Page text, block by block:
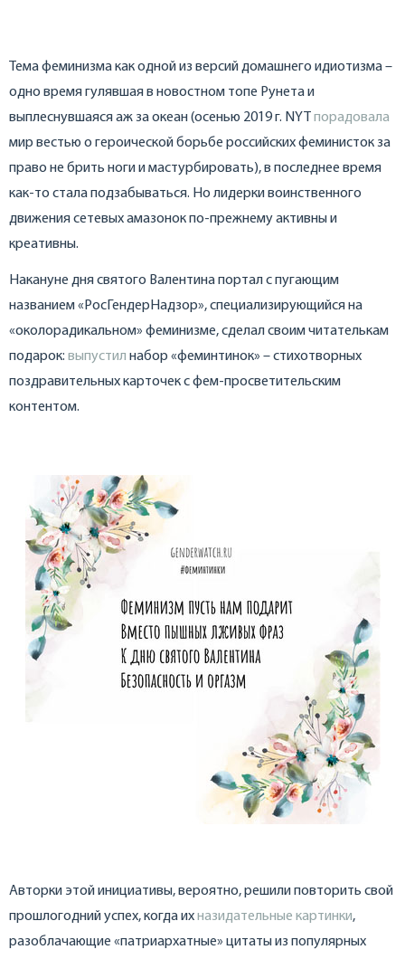
Тема феминизма как одной из версий домашнего идиотизма –
одно время гулявшая в новостном топе Рунета и
выплеснувшаяся аж за океан (осенью 2019 г. NYT порадовала
мир вестью о героической борьбе российских феминисток за
право не брить ноги и мастурбировать), в последнее время
как-то стала подзабываться. Но лидерки воинственного
движения сетевых амазонок по-прежнему активны и
креативны.
Накануне дня святого Валентина портал с пугающим
названием «РосГендерНадзор», специализирующийся на
«околорадикальном» феминизме, сделал своим читателькам
подарок: выпустил набор «феминтинок» – стихотворных
поздравительных карточек с фем-просветительским
контентом.
Авторки этой инициативы, вероятно, решили повторить свой
прошлогодний успех, когда ихназидательные картинки,
разоблачающие «патриархатные» цитаты из популярных